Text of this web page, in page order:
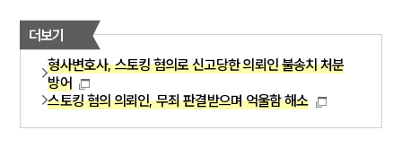
더보기
형사변호사, 스토킹 혐의로 신고당한 의뢰인 불송치 처분
방어
스토킹 혐의 의뢰인, 무죄 판결받으며 억울함 해소